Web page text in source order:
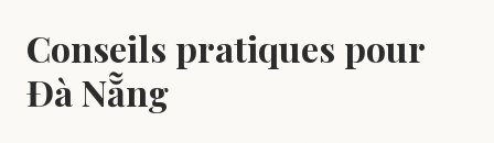
Conseils pratiques pour
Đà Nẵng